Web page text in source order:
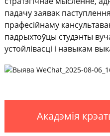
падачу заявак
прафесійнаму
падрыхтоўцы студэнты
устойлівасці і навыкам
Акадэмія